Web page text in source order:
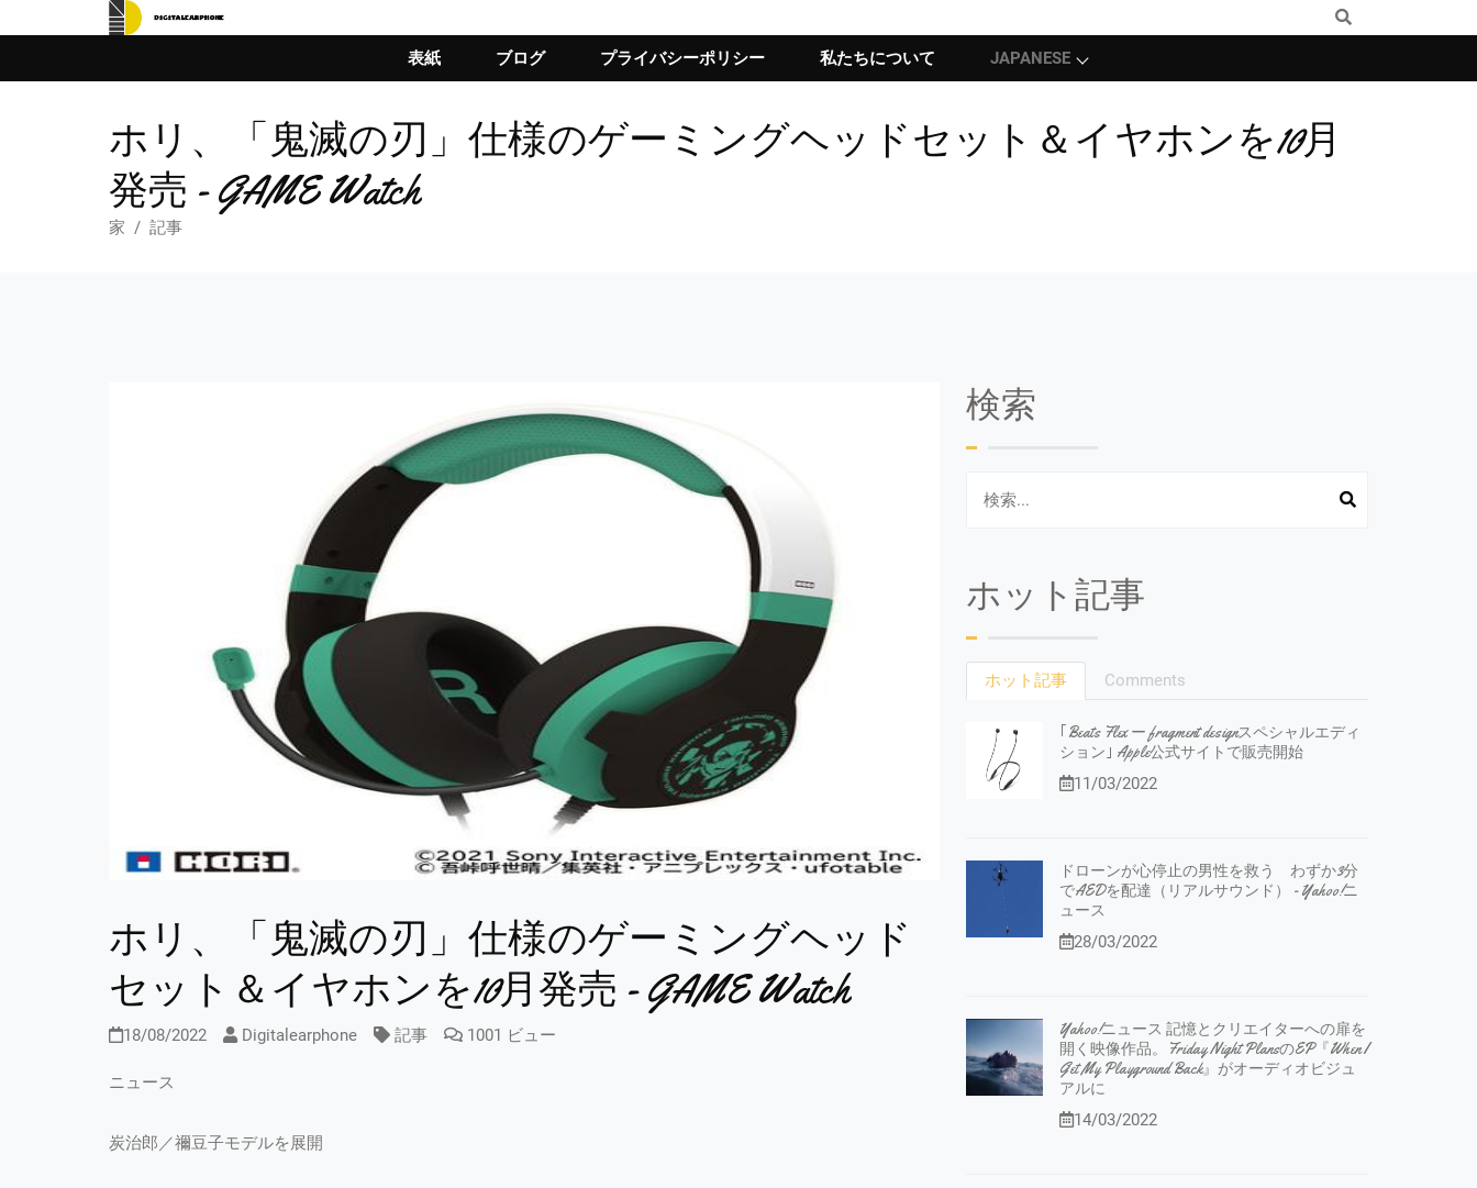
表紙 ブログ プライバシーポリシー 私たちについて JAPANESE
ホリ、「鬼滅の刃」仕様のゲーミングヘッドセット＆イヤホンを10月
発売 - GAME Watch
家 記事
ホリ、「鬼滅の刃」仕様のゲーミングヘッド
セット＆イヤホンを10月発売 - GAME Watch
18/08/2022 Digitalearphone 記事 1001 ビュー
ニュース
炭治郎／禰豆子モデルを展開
検索
ホット記事
ホット記事 Comments
｢Beats Flex ー fragment designスペシャルエディ
ション｣ Apple公式サイトで販売開始
11/03/2022
ドローンが心停止の男性を救う わずか3分
でAEDを配達（リアルサウンド） - Yahoo!ニ
ュース
28/03/2022
Yahoo!ニュース 記憶とクリエイターへの扉を
開く映像作品。Friday Night PlansのEP『When I
Get My Playground Back』がオーディオビジュ
アルに
14/03/2022